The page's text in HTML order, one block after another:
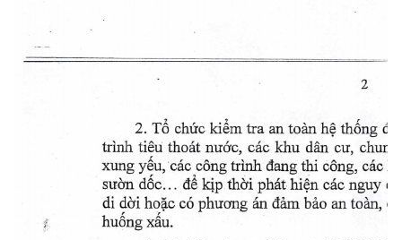
2
2. T chüc kim tra an toàn h thng dê
trInh tiêu thoát nuóc, các khu dan cu,
xung yêu, các Cong trInh dang thi công,
suôn dOe... dê kjp thôi phát hiên các nguy
di dyi hoàc có phucrng an dam bào an toàn,
huông xâu.